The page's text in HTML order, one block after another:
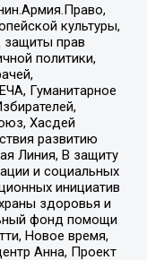
культуры,
защиты прав
политики,
Гуманитарное
Хасдей
развитию
Линия, В защиту
и социальных
инициатив
здоровья и
фонд помощи
Новое время,
Анна, Проект